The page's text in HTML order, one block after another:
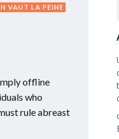
VAUT LA PEINE
offline
who
rule abreast